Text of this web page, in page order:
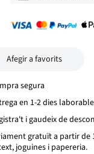
Afegir a favorits
segura
en 1-2 dies
i gaudeix de
gratuït a partir de
joguines i papereria.